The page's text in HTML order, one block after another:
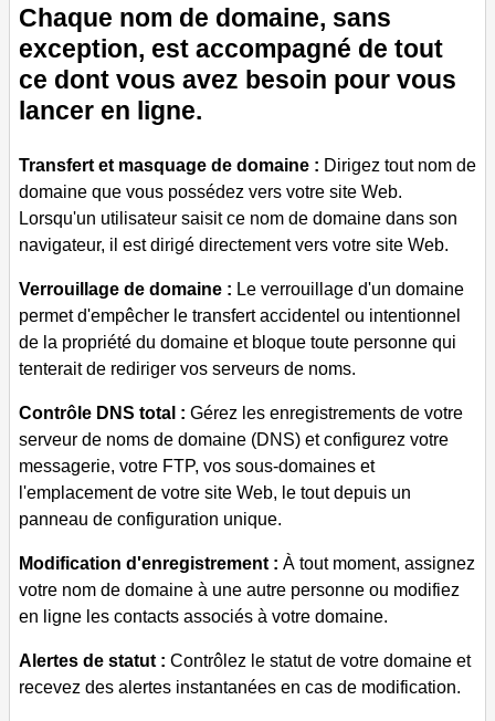
Chaque nom de domaine, sans
exception, est accompagné de tout
ce dont vous avez besoin pour vous
lancer en ligne.
Transfert et masquage de domaine : Dirigez tout nom de
domaine que vous possédez vers votre site Web.
Lorsqu'un utilisateur saisit ce nom de domaine dans son
navigateur, il est dirigé directement vers votre site Web.
Verrouillage de domaine : Le verrouillage d'un domaine
permet d'empêcher le transfert accidentel ou intentionnel
de la propriété du domaine et bloque toute personne qui
tenterait de rediriger vos serveurs de noms.
Contrôle DNS total : Gérez les enregistrements de votre
serveur de noms de domaine (DNS) et configurez votre
messagerie, votre FTP, vos sous-domaines et
l'emplacement de votre site Web, le tout depuis un
panneau de configuration unique.
Modification d'enregistrement : À tout moment, assignez
votre nom de domaine à une autre personne ou modifiez
en ligne les contacts associés à votre domaine.
Alertes de statut : Contrôlez le statut de votre domaine et
recevez des alertes instantanées en cas de modification.